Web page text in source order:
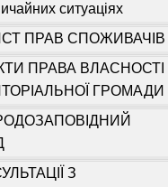
ситуаціях
ПРАВ СПОЖИВАЧІВ
ПРАВА ВЛАСНОСТІ
ГРОМАДИ
З